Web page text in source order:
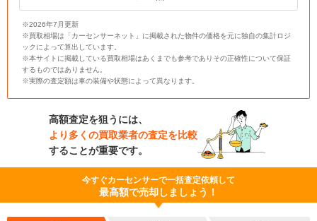
※2026年7月更新
※買取相場は「カーセンサーネット」に掲載された物件の価格を元に独自の集計ロジ
ックによって算出しています。
※本サイトに掲載している買取相場はあくまでも参考でありその正確性について保証
するものではありません。
※実際の査定額は車の装備や状態によって異なります。
高額査定を狙うには、
より多くの買取業者の査定を比較
することが重要です。
今すぐカーセンサーで一括査定依頼して
最高額で売却しましょう！